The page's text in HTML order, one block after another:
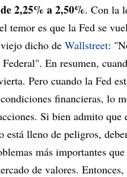
2,25% a 2,50%. Con la
temor es que la Fed se
dicho de Wallstreet:
En resumen,
Pero cuando la Fed
financieras, lo
Si bien admito que
está lleno de peligros,
más importantes
de valores. Entonces,